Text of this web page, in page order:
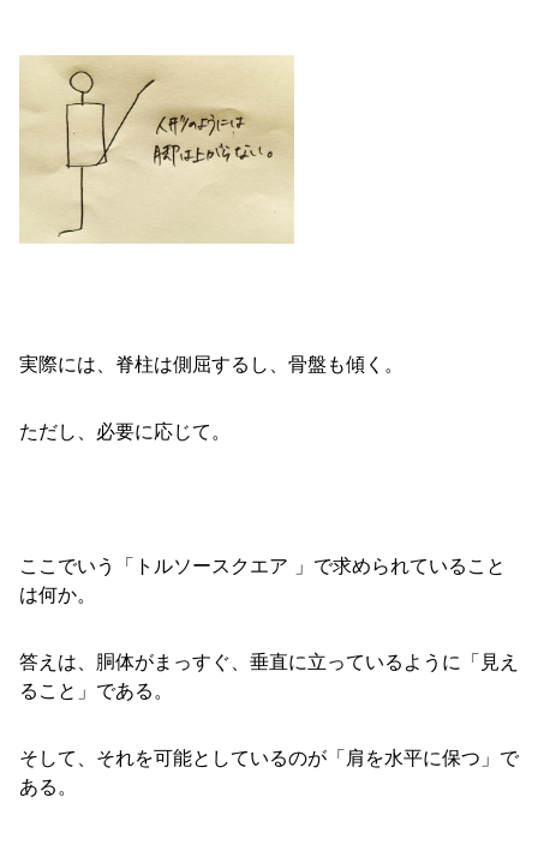
実際には、脊柱は側屈するし、骨盤も傾く。
ただし、必要に応じて。
ここでいう「トルソースクエア 」で求められていること
は何か。
答えは、胴体がまっすぐ、垂直に立っているように「見え
ること」である。
そして、それを可能としているのが「肩を水平に保つ」で
ある。